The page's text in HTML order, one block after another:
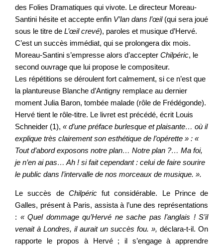
des Folies Dramatiques qui vivote. Le directeur Moreau-
Santini hésite et accepte enfin V’lan dans l’œil(qui sera joué
sous le titre de L’œil crevé), paroles et musique d’Hervé.
C’est un succès immédiat, qui se prolongera dix mois.
Moreau-Santini s’empresse alors d’accepter Chilpéric, le
second ouvrage que lui propose le compositeur.
Les répétitions se déroulent fort calmement, si ce n’est que
la plantureuse Blanche d’Antigny remplace au dernier
moment Julia Baron, tombée malade (rôle de Frédégonde).
Hervé tient le rôle-titre. Le livret est précédé, écrit Louis
Schneider (1), « d’une préface burlesque et plaisante… où il
explique très clairement son esthétique de l’opérette » : «
Tout d’abord exposons notre plan… Notre plan ?… Ma foi,
je n’en ai pas… Ah ! si fait cependant : celui de faire sourire
le public dans l’intervalle de nos morceaux de musique. ».
Le succès de Chilpéricfut considérable. Le Prince de
Galles, présent à Paris, assista à l’une des représentations
: « Quel dommage qu’Hervé ne sache pas l’anglais ! S’il
venait à Londres, il aurait un succès fou. », déclara-t-il. On
rapporte le propos à Hervé ; il s’engage à apprendre